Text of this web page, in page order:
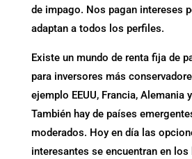
de impago. Nos pagan intereses
adaptan a todos los perfiles.
Existe un mundo de renta fija de
para inversores más
ejemplo EEUU, Francia, Alemania
También hay de países
moderados. Hoy en día las
interesantes se encuentran en los